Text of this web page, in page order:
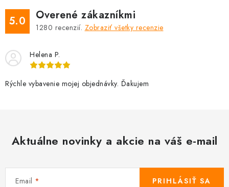
5.0 Overené zákazníkmi
1280 recenzií. Zobraziť všetky recenzie
Helena P.
Rýchle vybavenie mojej objednávky. Ďakujem
Aktuálne novinky a akcie na váš e-mail
Email PRIHLÁSIŤ SA